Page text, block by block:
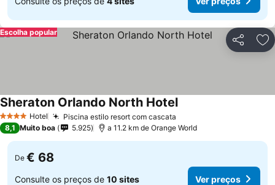
Partilhar
Escolha popular
4 EstrelasHotel Piscina estilo resort com cascata
Sheraton Orlando North HotelVer preços
8,1 Muito boa 5.925 a 11.2 km de Orange World
De € 68
Consulte os preços de 10 sites Ver preços